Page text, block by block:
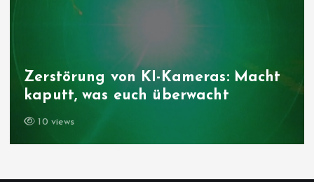
Zerstörung von KI-Kameras: Macht
kaputt, was euch überwacht
10 views